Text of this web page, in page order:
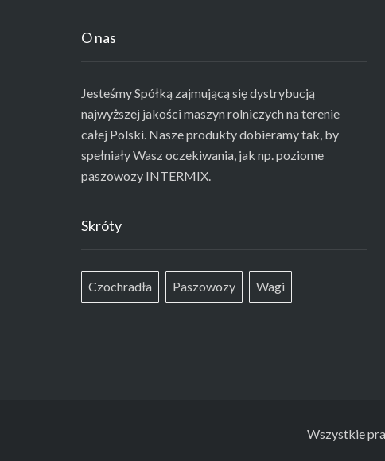
O nas
Jesteśmy Spółką zajmującą się dystrybucją
najwyższej jakości maszyn rolniczych na terenie
całej Polski. Nasze produkty dobieramy tak, by
spełniały Wasz oczekiwania, jak np. poziome
paszowozy INTERMIX.
Skróty
Czochradła Paszowozy Wagi
Wszystkie